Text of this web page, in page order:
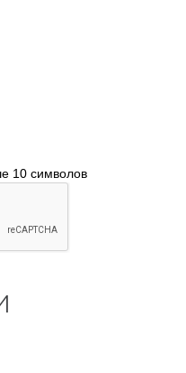
10 символов